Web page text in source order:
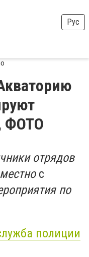
Рус
ФОТО
отрядов
с
по
полиции